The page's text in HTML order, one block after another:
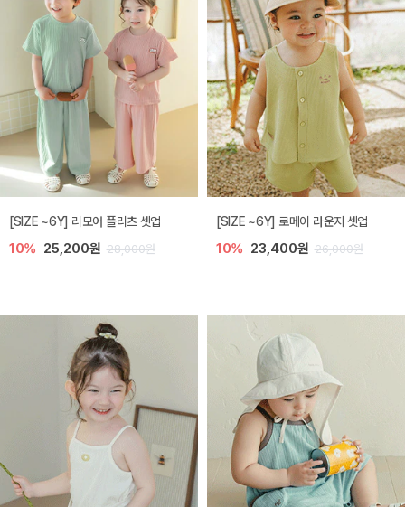
[SIZE ~6Y] 리모어 플리츠 셋업
10% 25,200원 28,000원
[SIZE ~6Y] 로메이 라운지 셋업
10% 23,400원 26,000원